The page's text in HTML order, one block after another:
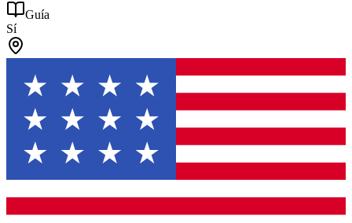
Guía
Sí